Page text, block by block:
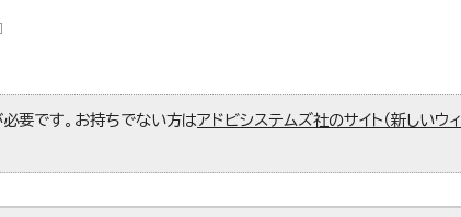
要です。お持ちでない方はアドビシステムズ社のサイト（新しいウ